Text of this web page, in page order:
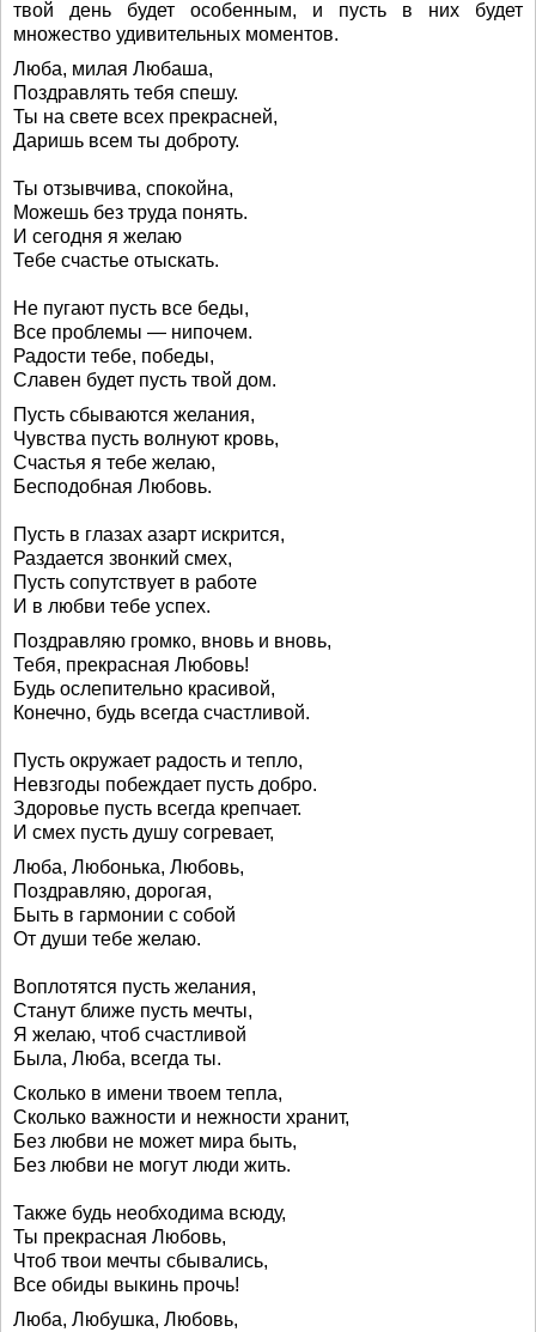
твой день будет особенным, и пусть в них будет
множество удивительных моментов.
Люба, милая Любаша,
Поздравлять тебя спешу.
Ты на свете всех прекрасней,
Даришь всем ты доброту.
Ты отзывчива, спокойна,
Можешь без труда понять.
И сегодня я желаю
Тебе счастье отыскать.
Не пугают пусть все беды,
Все проблемы — нипочем.
Радости тебе, победы,
Славен будет пусть твой дом.
Пусть сбываются желания,
Чувства пусть волнуют кровь,
Счастья я тебе желаю,
Бесподобная Любовь.
Пусть в глазах азарт искрится,
Раздается звонкий смех,
Пусть сопутствует в работе
И в любви тебе успех.
Поздравляю громко, вновь и вновь,
Тебя, прекрасная Любовь!
Будь ослепительно красивой,
Конечно, будь всегда счастливой.
Пусть окружает радость и тепло,
Невзгоды побеждает пусть добро.
Здоровье пусть всегда крепчает.
И смех пусть душу согревает,
Люба, Любонька, Любовь,
Поздравляю, дорогая,
Быть в гармонии с собой
От души тебе желаю.
Воплотятся пусть желания,
Станут ближе пусть мечты,
Я желаю, чтоб счастливой
Была, Люба, всегда ты.
Сколько в имени твоем тепла,
Сколько важности и нежности хранит,
Без любви не может мира быть,
Без любви не могут люди жить.
Также будь необходима всюду,
Ты прекрасная Любовь,
Чтоб твои мечты сбывались,
Все обиды выкинь прочь!
Люба, Любушка, Любовь,